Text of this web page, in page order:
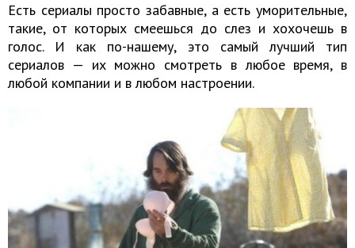
Есть сериалы просто забавные, а есть уморительные,
такие, от которых смеешься до слез и хохочешь в
голос. И как по-нашему, это самый лучший тип
сериалов — их можно смотреть в любое время, в
любой компании и в любом настроении.